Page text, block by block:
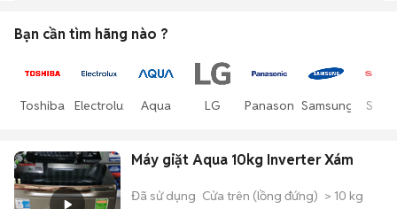
Bạn cần tìm hãng nào ?
Toshiba Electrolux Aqua LG PanasonicSamsung
Máy giặt Aqua 10kg Inverter Xám
Đã sử dụng Cửa trên (lồng đứng) > 10 kg